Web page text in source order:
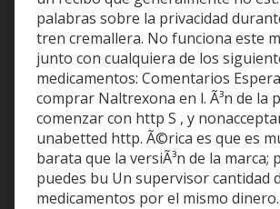
palabras sobre la privacidad
tren cremallera. No funciona este
junto con cualquiera de los
medicamentos: Comentarios
comprar Naltrexona en l. Ã³n de la
comenzar con http S , y
unabetted http. Ã©rica es que es
barata que la versiÃ³n de la marca;
puedes bu Un supervisor cantidad
medicamentos por el mismo dinero.